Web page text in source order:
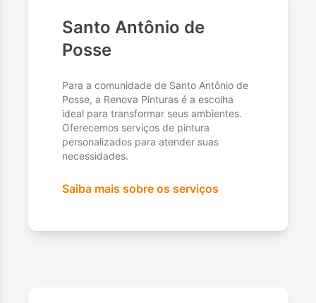
Santo Antônio de
Posse
Para a comunidade de Santo Antônio de
Posse, a Renova Pinturas é a escolha
ideal para transformar seus ambientes.
Oferecemos serviços de pintura
personalizados para atender suas
necessidades.
Saiba mais sobre os serviços